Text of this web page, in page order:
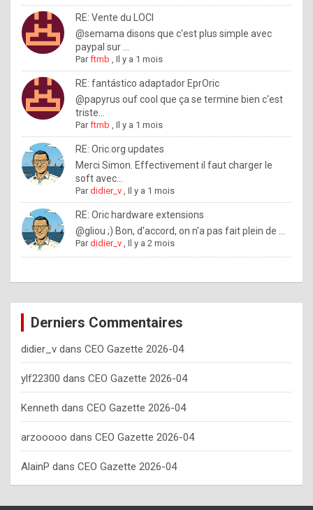
a
n
t
o
n
o
w
h
o
w
o
e
y
o
u
s
h
o
RE: Vente du LOCI
@semama disons que c'est plus simple avec
paypal sur ...
Parftmb ,Il y a 1 mois
RE: fantástico adaptador EprOric
@papyrus ouf cool que ça se termine bien c'est
triste...
Parftmb ,Il y a 1 mois
RE: Oric.org updates
Merci Simon. Effectivement il faut charger le
soft avec...
Pardidier_v ,Il y a 1 mois
RE: Oric hardware extensions
@gliou ;) Bon, d'accord, on n'a pas fait plein de ...
Pardidier_v ,Il y a 2 mois
Derniers Commentaires
didier_v dans CEO Gazette 2026-04
ylf22300 dans CEO Gazette 2026-04
Kenneth dans CEO Gazette 2026-04
arzooooo dans CEO Gazette 2026-04
AlainP dans CEO Gazette 2026-04